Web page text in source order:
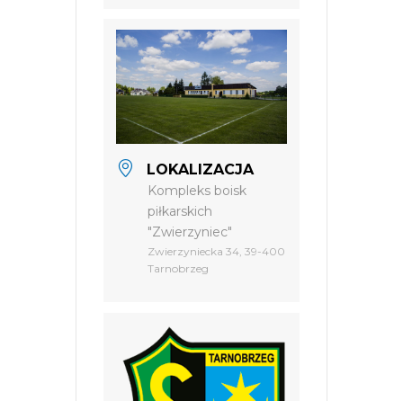
LOKALIZACJA
Kompleks boisk
piłkarskich
"Zwierzyniec"
Zwierzyniecka 34, 39-400
Tarnobrzeg